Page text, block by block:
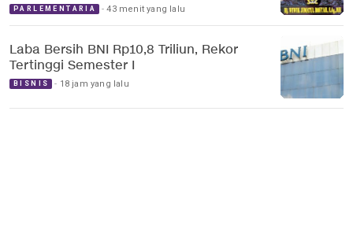
PARLEMENTARIA 43 menit yang lalu
Laba Bersih BNI Rp10,8 Triliun, Rekor
Tertinggi Semester I
BISNIS 18 jam yang lalu